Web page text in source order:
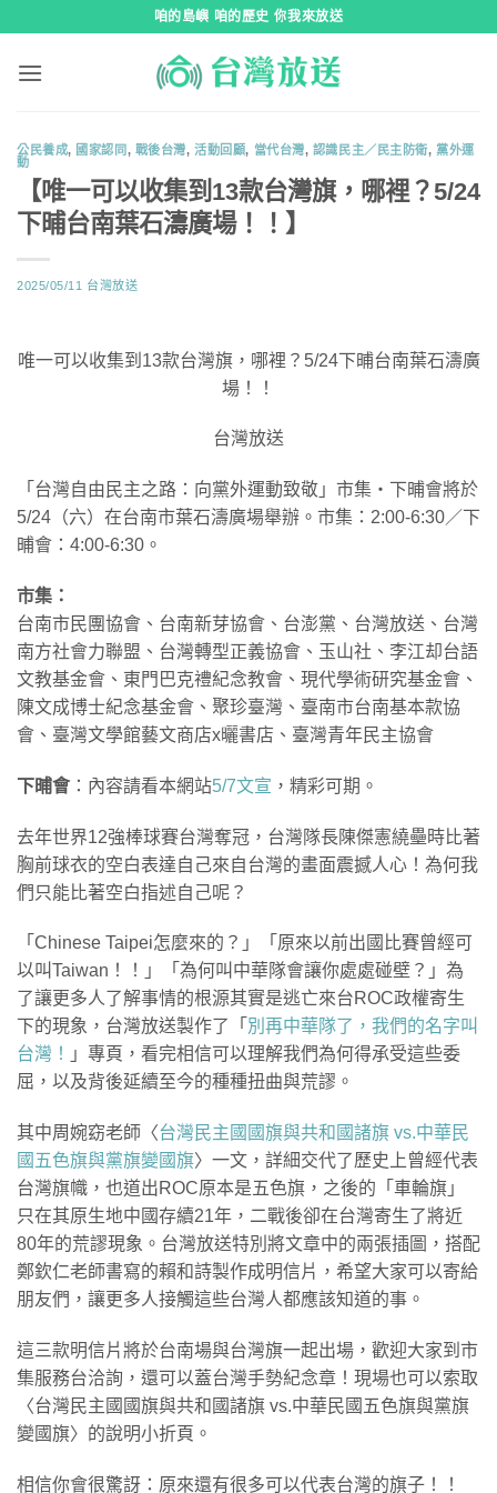
咱的島嶼 咱的歷史 你我來放送
公民養成, 國家認同, 戰後台灣,活動回顧, 當代台灣, 認識民主／民主防衛,黨外運
動
【唯一可以收集到13款台灣旗，哪裡？5/24
下晡台南葉石濤廣場！！】
2025/05/11 台灣放送
唯一可以收集到13款台灣旗，哪裡？5/24下晡台南葉石濤廣
場！！
台灣放送
「台灣自由民主之路：向黨外運動致敬」市集・下晡會將於
5/24（六）在台南市葉石濤廣場舉辦。市集：2:00-6:30／下
晡會：4:00-6:30。
市集：
台南市民團協會、台南新芽協會、台澎黨、台灣放送、台灣
南方社會力聯盟、台灣轉型正義協會、玉山社、李江却台語
文教基金會、東門巴克禮紀念教會、現代學術研究基金會、
陳文成博士紀念基金會、聚珍臺灣、臺南市台南基本款協
會、臺灣文學館藝文商店x曬書店、臺灣青年民主協會
下晡會：內容請看本網站5/7文宣 ，精彩可期。
去年世界12強棒球賽台灣奪冠，台灣隊長陳傑憲繞壘時比著
胸前球衣的空白表達自己來自台灣的畫面震撼人心！為何我
們只能比著空白指述自己呢？
「Chinese Taipei怎麼來的？」「原來以前出國比賽曾經可
以叫Taiwan！！」「為何叫中華隊會讓你處處碰壁？」為
了讓更多人了解事情的根源其實是逃亡來台ROC政權寄生
下的現象，台灣放送製作了「 別再中華隊了，我們的名字叫
台灣！
」專頁，看完相信可以理解我們為何得承受這些委
屈，以及背後延續至今的種種扭曲與荒謬。
其中周婉窈老師〈台灣民主國國旗與共和國諸旗 vs.中華民
國五色旗與黨旗變國旗〉一文，詳細交代了歷史上曾經代表
台灣旗幟，也道出ROC原本是五色旗，之後的「車輪旗」
只在其原生地中國存續21年，二戰後卻在台灣寄生了將近
80年的荒謬現象。台灣放送特別將文章中的兩張插圖，搭配
鄭欽仁老師書寫的賴和詩製作成明信片，希望大家可以寄給
朋友們，讓更多人接觸這些台灣人都應該知道的事。
這三款明信片將於台南場與台灣旗一起出場，歡迎大家到市
集服務台洽詢，還可以蓋台灣手勢紀念章！現場也可以索取
〈台灣民主國國旗與共和國諸旗 vs.中華民國五色旗與黨旗
變國旗〉的說明小折頁。
相信你會很驚訝：原來還有很多可以代表台灣的旗子！！